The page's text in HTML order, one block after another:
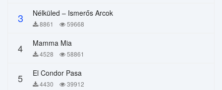
3 Nélküled – Ismerős Arcok
8861 59668
4 Mamma Mia
4528 58861
5 El Condor Pasa
4430 39912